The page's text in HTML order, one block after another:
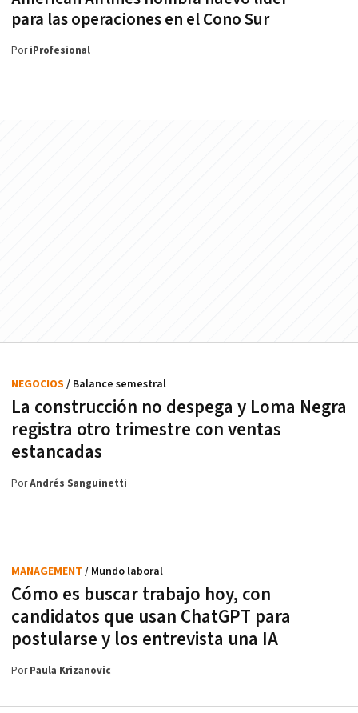
para las operaciones en el Cono Sur
PoriProfesional
La construcción no despega y Loma Negra
registra otro trimestre con ventas
estancadas
NEGOCIOS / Balance semestral
PorAndrés Sanguinetti
Cómo es buscar trabajo hoy, con
candidatos que usan ChatGPT para
postularse y los entrevista una IA
MANAGEMENT / Mundo laboral
PorPaula Krizanovic